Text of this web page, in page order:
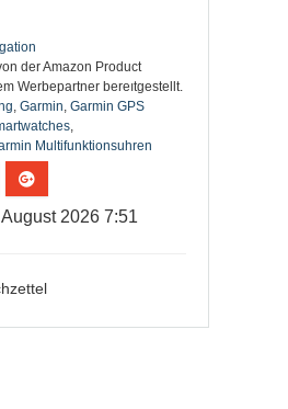
der Amazon Product
Werbepartner bereıtgestellt.
, Garmin, Garmin GPS
,
Multifunktionsuhren
2026 7:51